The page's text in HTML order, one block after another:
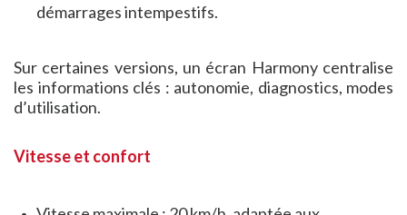
démarrages intempestifs.
Sur certaines versions, un écran Harmony centralise
les informations clés : autonomie, diagnostics, modes
d’utilisation.
Vitesse et confort